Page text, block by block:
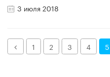
3 июля 2018
Назад1 2 3 4 5